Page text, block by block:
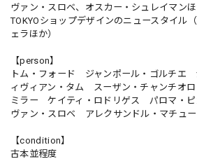
ヴァン・スロベ、オスカー・シュレイマンほ
TOKYOショップデザインのニュースタイル
ェラほか）
【person】
トム・フォード ジャンポール・ゴルチ
ィヴィアン・タム スーザン・チャンチ
ミラー ケイティ・ロドリゲス パロマ・
ヴァン・スロベ アレクサンドル・マチュ
【condition】
古本並程度